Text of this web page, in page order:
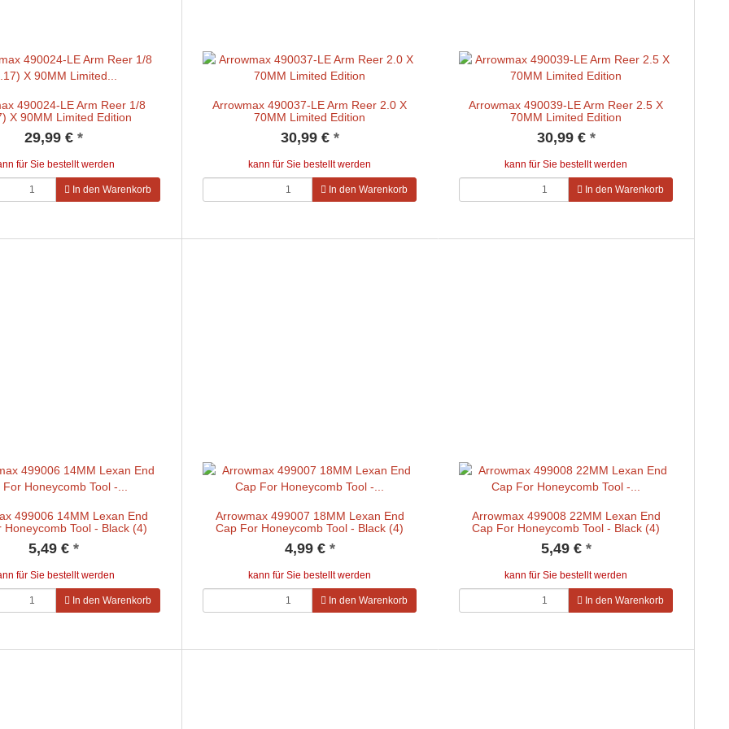
490024-LE Arm Reer 1/8
X 90MM Limited Edition
29,99 € *
für Sie bestellt werden
In den Warenkorb
Arrowmax 490037-LE Arm Reer 2.0 X
70MM Limited Edition
30,99 € *
kann für Sie bestellt werden
In den Warenkorb
Arrowmax 490039-LE Arm Reer 2.5 X
70MM Limited Edition
30,99 € *
kann für Sie bestellt werden
In den Warenkorb
499006 14MM Lexan End
Honeycomb Tool - Black (4)
5,49 € *
für Sie bestellt werden
In den Warenkorb
Arrowmax 499007 18MM Lexan End
Cap For Honeycomb Tool - Black (4)
4,99 € *
kann für Sie bestellt werden
In den Warenkorb
Arrowmax 499008 22MM Lexan End
Cap For Honeycomb Tool - Black (4)
5,49 € *
kann für Sie bestellt werden
In den Warenkorb